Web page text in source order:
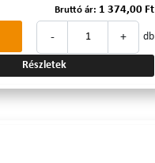
Bruttó ár: 1 374,00 Ft
- + db
Részletek